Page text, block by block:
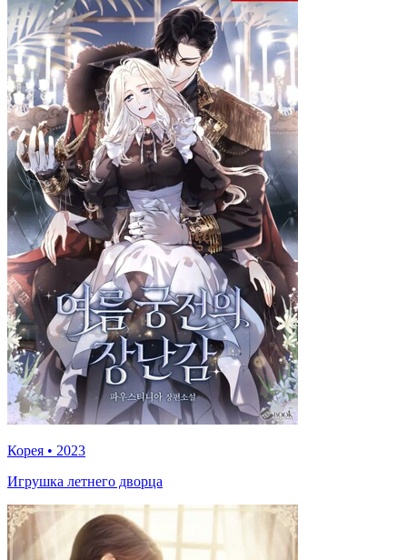
Корея • 2023
Игрушка летнего дворца